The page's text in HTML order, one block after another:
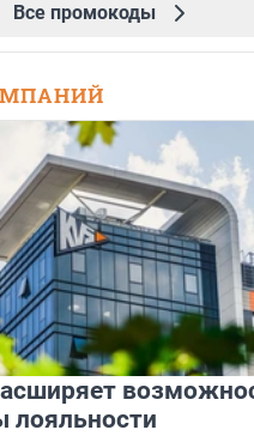
Все промокоды
лояльности